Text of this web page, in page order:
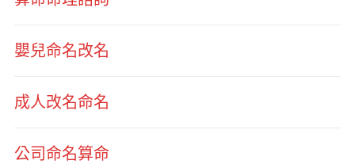
嬰兒命名改名
成人改名命名
公司命名算命